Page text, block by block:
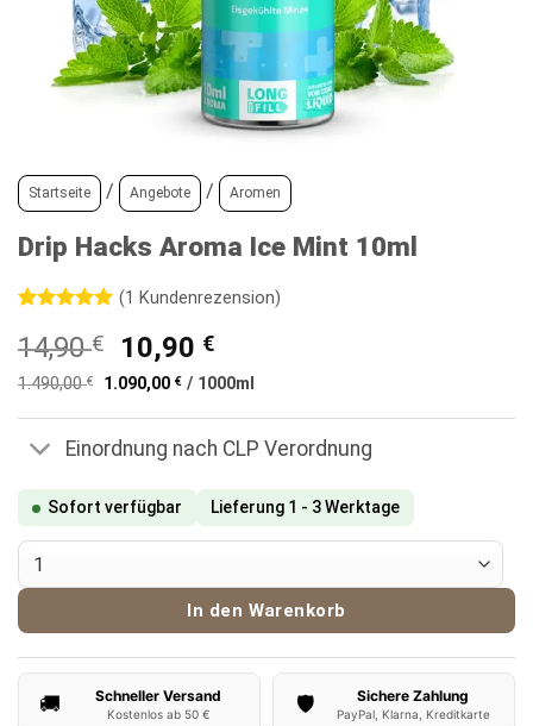
Startseite / Angebote / Aromen
Drip Hacks Aroma Ice Mint 10ml
mit5von
5, basierend
auf
(1 Kundenrezension)
14,90€
Ursprünglicher
Preis
war:
14,90 €
10,90 €Aktueller
Preis
10,90 €.
1.490,00€ 1.090,00€ / 1000ml
Einordnung nach CLP Verordnung
Sofort verfügbar Lieferung 1 - 3 Werktage
Drip Hacks Aroma Ice Mint 10ml Menge
In den Warenkorb
🚚 Schneller Versand
Kostenlos ab 50 € 🛡️ Sichere Zahlung
PayPal, Klarna, Kreditkarte